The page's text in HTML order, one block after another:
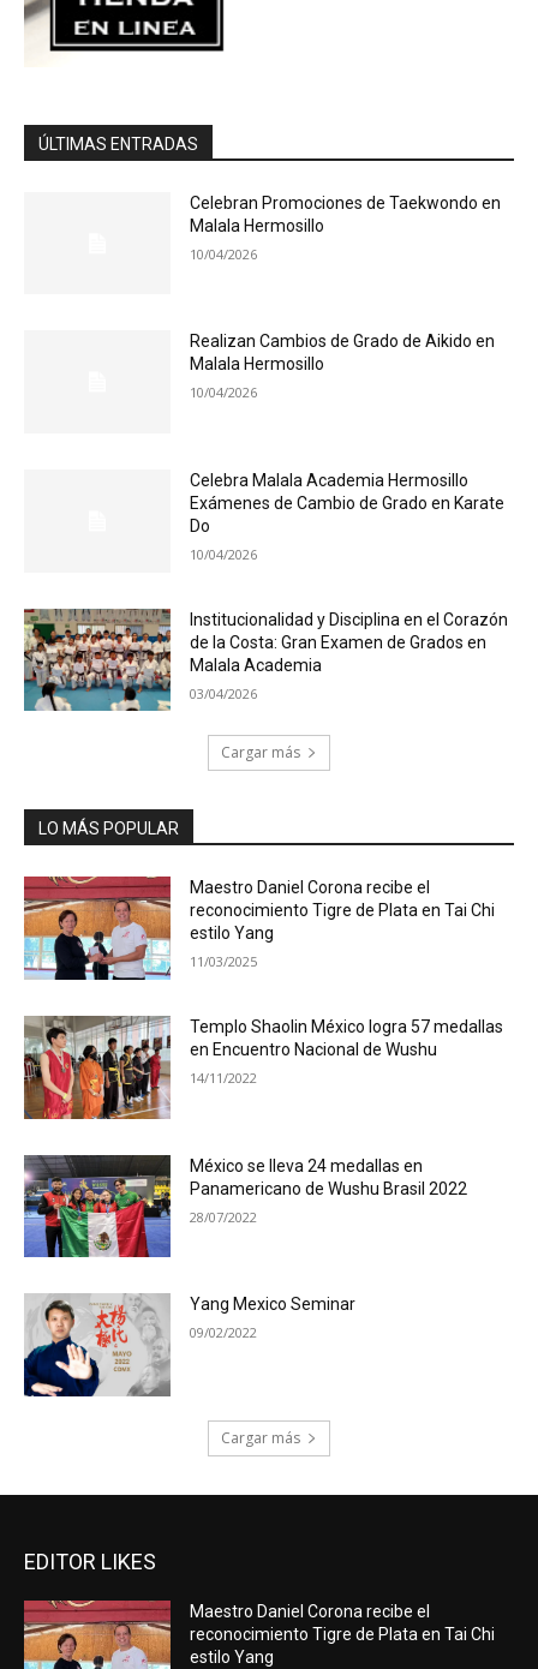
ÚLTIMAS ENTRADAS
Celebran Promociones de Taekwondo en
Malala Hermosillo
10/04/2026
Realizan Cambios de Grado de Aikido en
Malala Hermosillo
10/04/2026
Celebra Malala Academia Hermosillo
Exámenes de Cambio de Grado en Karate
Do
10/04/2026
Institucionalidad y Disciplina en el Corazón
de la Costa: Gran Examen de Grados en
Malala Academia
03/04/2026
Cargar más
LO MÁS POPULAR
Maestro Daniel Corona recibe el
reconocimiento Tigre de Plata en Tai Chi
estilo Yang
11/03/2025
Templo Shaolin México logra 57 medallas
en Encuentro Nacional de Wushu
14/11/2022
México se lleva 24 medallas en
Panamericano de Wushu Brasil 2022
28/07/2022
Yang Mexico Seminar
09/02/2022
Cargar más
EDITOR LIKES
Maestro Daniel Corona recibe el
reconocimiento Tigre de Plata en Tai Chi
estilo Yang